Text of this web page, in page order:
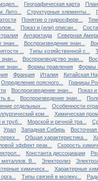
Географическая карта
Лито... Структурные элементы...
Понятие о гидросфере...
Показ и (или) описан...
Антарктида
Северная
Воспроизведение знан...
... Типы хозяйственной с...
Воспроизводство знан...
знан... Формы правления
Формы
Франция Италия
Китайская
Определение поясного...
Границы
Воспроизведение знан...
Показ
в... Воспроизведение знан...
отдельных ...
Особенности
ком...
Химическая
труб... Морской и речной тра...
Урал Западная Сибирь
Общая характеристика...
эффект реак...
Скорость
Константа диссоциации
металлов. В... Электролиз
химическ...
Характерные
Типы связей в молеку...